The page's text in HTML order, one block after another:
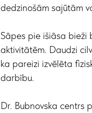
dedzinošām sajūtām
Sāpes pie išiāsa bieži
aktivitātēm. Daudzi
ka pareizi izvēlēta
darbību.
Dr. Bubnovska centrs